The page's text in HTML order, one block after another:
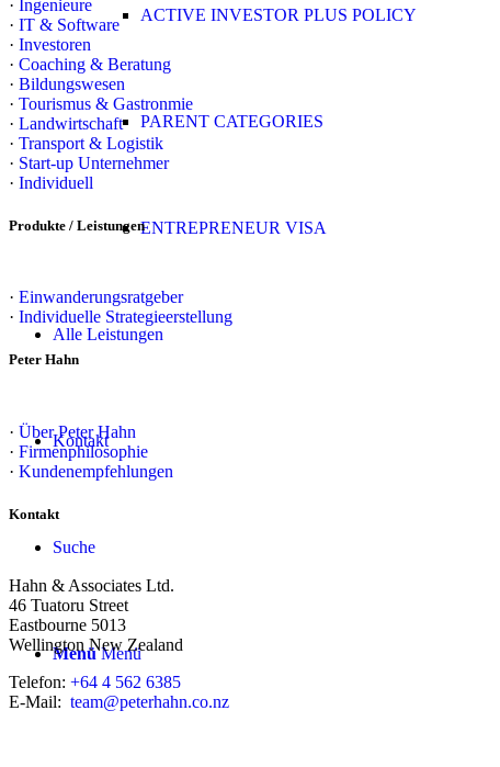
ACTIVE INVESTOR PLUS POLICY
PARENT CATEGORIES
ENTREPRENEUR VISA
Alle Leistungen
Kontakt
Suche
Menü Menü
· Ingenieure
· IT & Software
· Investoren
· Coaching & Beratung
· Bildungswesen
· Tourismus & Gastronmie
· Landwirtschaft
· Transport & Logistik
· Start-up Unternehmer
· Individuell
Produkte / Leistungen
· Einwanderungsratgeber
· Individuelle Strategieerstellung
Peter Hahn
· Über Peter Hahn
· Firmenphilosophie
· Kundenempfehlungen
Kontakt
Hahn & Associates Ltd.
46 Tuatoru Street
Eastbourne 5013
Wellington New Zealand
Telefon: +64 4 562 6385
E-Mail: team@peterhahn.co.nz